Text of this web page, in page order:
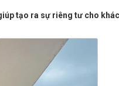
tạo ra sự riêng tư cho